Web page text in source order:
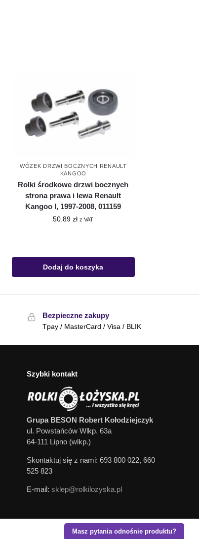
Masz pytania odnośnie produktu?
WÓZEK DRZWI BOCZNYCH RENAULT
KANGOO
Rolki środkowe drzwi bocznych
strona prawa i lewa Renault
Kangoo I, 1997-2008, 011159
50.89zł z VAT
Dodaj do koszyka
Bezpieczne zakupy
Tpay / MasterCard / Visa / BLIK
Szybki kontakt
Grupa BESON Robert Kołodziejczyk
ul. Powstańców Wlkp. 63a
64-111 Lipno (wlkp.)
Skontaktuj się z nami: 693 800 022, 660
525 823
E-mail: sklep@rolkilozyska.pl